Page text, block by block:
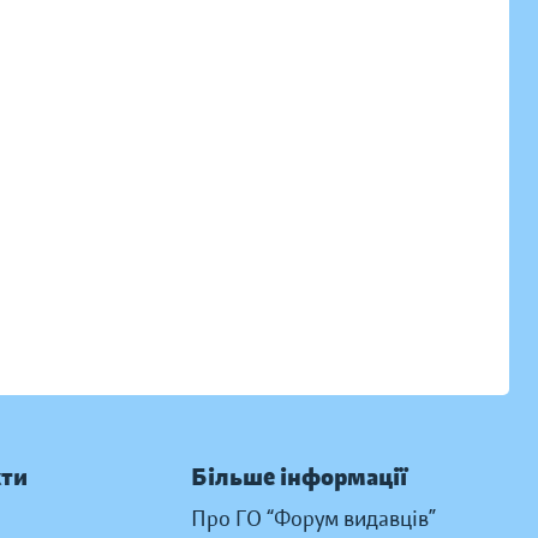
Більше інформації
Про ГО “Форум видавців”